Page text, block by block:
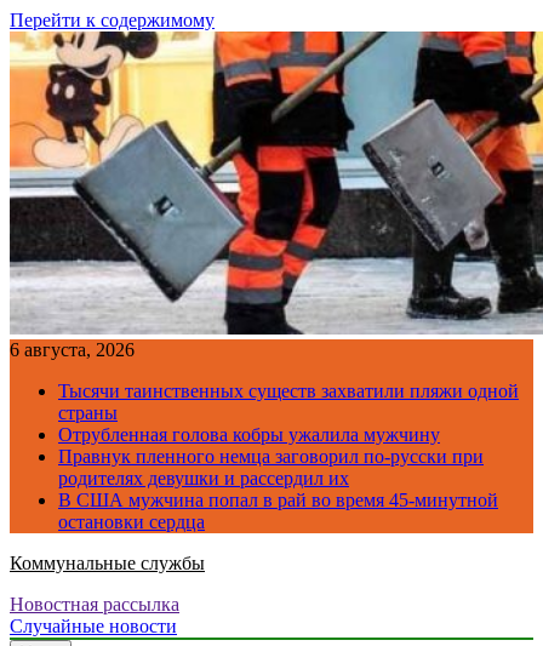
Перейти к содержимому
6 августа, 2026
Тысячи таинственных существ захватили пляжи одной
страны
Отрубленная голова кобры ужалила мужчину
Правнук пленного немца заговорил по-русски при
родителях девушки и рассердил их
В США мужчина попал в рай во время 45-минутной
остановки сердца
Коммунальные службы
Новостная рассылка
Случайные новости